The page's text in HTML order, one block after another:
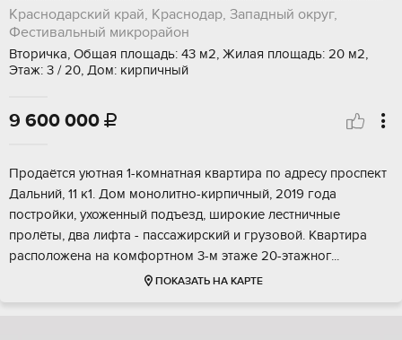
Краснодарский край, Краснодар, Западный округ,
Фестивальный микрорайон
Вторичка, Общая площадь: 43 м2, Жилая площадь: 20 м2,
Этаж: 3 / 20, Дом: кирпичный
9 600 000 
Продаётся уютная 1-комнатная квартира по адресу проспект
Дальний, 11 к1. Дом монолитно-кирпичный, 2019 года
постройки, ухоженный подъезд, широкие лестничные
пролёты, два лифта - пассажирский и грузовой. Квартира
расположена на комфортном 3-м этаже 20-этажног...
ПОКАЗАТЬ НА КАРТЕ